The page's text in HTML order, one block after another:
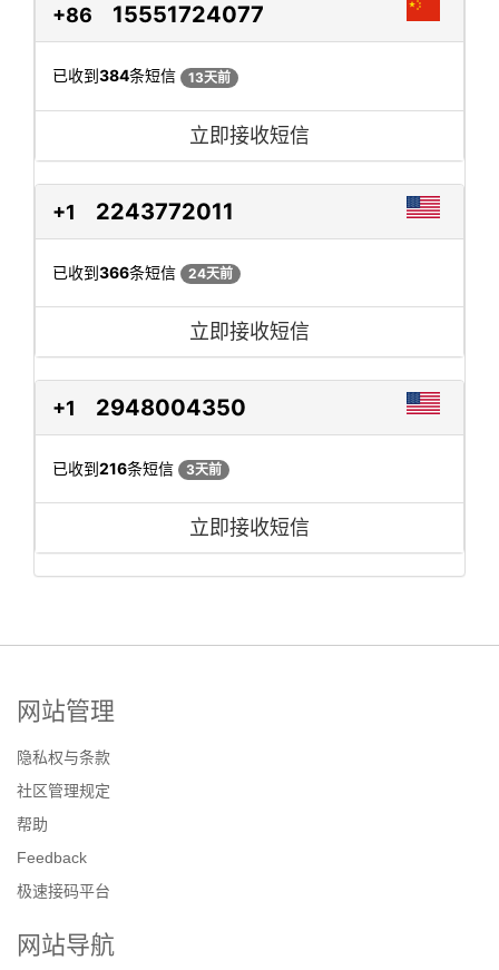
+86 15551724077
已收到384条短信 13天前
立即接收短信
+1 2243772011
已收到366条短信 24天前
立即接收短信
+1 2948004350
已收到216条短信 3天前
立即接收短信
网站管理
隐私权与条款
社区管理规定
帮助
Feedback
极速接码平台
网站导航